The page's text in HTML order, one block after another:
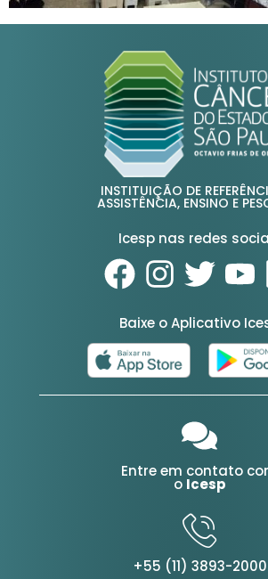
INSTITUIÇÃO DE
ASSISTÊNCIA, ENSINO E
Icesp nas redes
Baixe o Aplicativo
Entre em contato
o Icesp
+55 (11) 3893-2000